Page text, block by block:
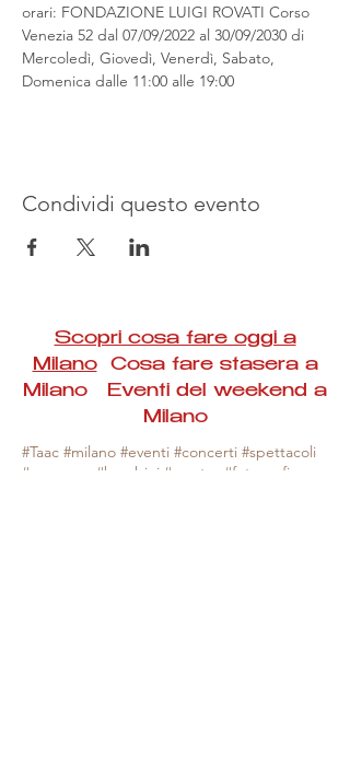
orari: FONDAZIONE LUIGI ROVATI Corso
Venezia 52 dal 07/09/2022 al 30/09/2030 di
Mercoledì, Giovedì, Venerdì, Sabato,
Domenica dalle 11:00 alle 19:00
Condividi questo evento
Scopri cosa fare oggi a
MilanoCosa fare stasera a
Milano Eventi del weekend a
Milano
#Taac #milano #eventi #concerti #spettacoli
#rassegne #bambini #mostre #fotografia